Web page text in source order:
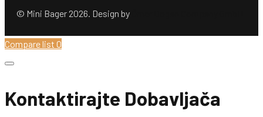
© Mini Bager 2026. Design by
Compare list 0
Kontaktirajte Dobavljača